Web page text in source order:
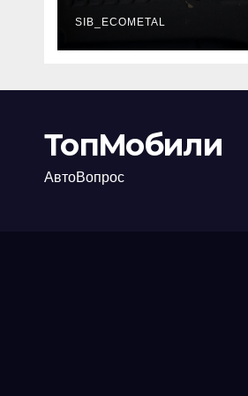
каково их
основное
назначение
SIB_ECOMETAL
ТопМобили
АвтоВопрос